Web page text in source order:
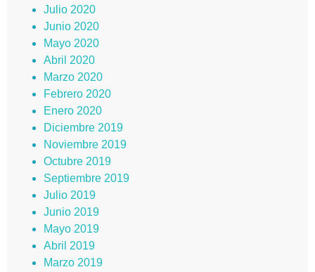
Julio 2020
Junio 2020
Mayo 2020
Abril 2020
Marzo 2020
Febrero 2020
Enero 2020
Diciembre 2019
Noviembre 2019
Octubre 2019
Septiembre 2019
Julio 2019
Junio 2019
Mayo 2019
Abril 2019
Marzo 2019